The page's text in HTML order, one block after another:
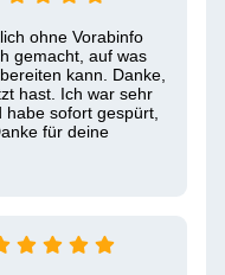
ohne Vorabinfo
gemacht, auf was
kann. Danke,
hast. Ich war sehr
sofort gespürt,
für deine